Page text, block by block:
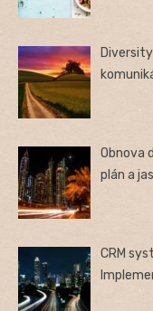
Obnova
plán a
CRM